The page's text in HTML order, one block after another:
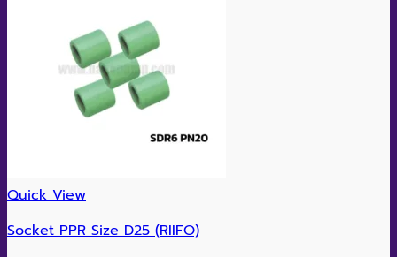
Quick View
Socket PPR Size D25 (RIIFO)